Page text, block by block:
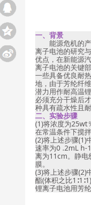
一、背景
能源危机的产
离子电池的研究
优点，在新能源
离子电池的关键
一些具备优良耐
地，由于芳纶纤
潜力用作耐高温
必须充分干燥后
种具有疏水性且
二、实验步骤
(1)将浓度为25wt
在常温条件下搅
(2)将上述步骤(1)
速率为0 .2mL h-
离为11cm。静电
膜。
(3)将上述步骤(2)
酯(体积之比
锂离子电池用芳